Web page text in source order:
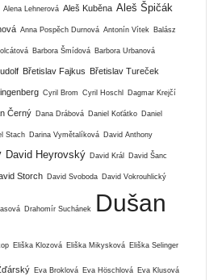
Alena Lehnerová Aleš Kuběna Aleš Špičák
Anna Pospěch Durnová Antonín Vítek Balász
Barbora Šmídová Barbora Urbanová
Břetislav Fajkus Břetislav Tureček
Cyril Brom Cyril Hoschl Dagmar Krejčí
Černý Dana Drábová Daniel Koťátko Daniel
Stach Darina Vymětalíková David Anthony
David Heyrovský David Král David Šanc
Storch David Svoboda David Vokrouhlický
Drahomír Suchánek
Dušan
Eliška Klozová Eliška Mikysková Eliška Selinger
Eva Broklová Eva Höschlová Eva Klusová